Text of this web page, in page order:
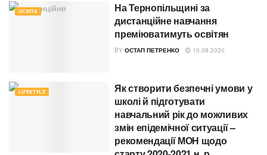
ОСВІТА
На Тернопільщині за
дистанційне навчання
преміюватимуть освітян
BY ОСТАП ПЕТРЕНКО 10.08.2020
LIFESTYLE
Як створити безпечні умови у
школі й підготувати
навчальний рік до можливих
змін епідемічної ситуації –
рекомендації МОН щодо